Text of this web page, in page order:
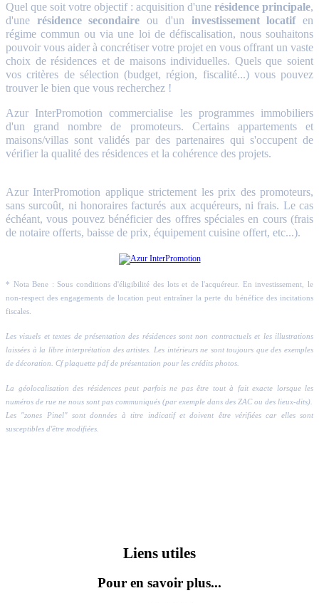
Quel que soit votre objectif : acquisition d'une résidence principale,
d'une résidence secondaire ou d'un investissement locatifen
régime commun ou via une loi de défiscalisation, nous souhaitons
pouvoir vous aider à concrétiser votre projet en vous offrant un vaste
choix de résidences et de maisons individuelles. Quels que soient
vos critères de sélection (budget, région, fiscalité...) vous pouvez
trouver le bien que vous recherchez !
Azur InterPromotion commercialise les programmes immobiliers
d'un grand nombre de promoteurs. Certains appartements et
maisons/villas sont validés par des partenaires qui s'occupent de
vérifier la qualité des résidences et la cohérence des projets.
Azur InterPromotion applique strictement les prix des promoteurs,
sans surcoût, ni honoraires facturés aux acquéreurs, ni frais. Le cas
échéant, vous pouvez bénéficier des offres spéciales en cours (frais
de notaire offerts, baisse de prix, équipement cuisine offert, etc...).
* Nota Bene : Sous conditions d'éligibilité des lots et de l'acquéreur. En investissement, le
non-respect des engagements de location peut entraîner la perte du bénéfice des incitations
fiscales.
Les visuels et textes de présentation des résidences sont non contractuels et les illustrations
laissées à la libre interprétation des artistes. Les intérieurs ne sont toujours que des exemples
de décoration. Cf plaquette pdf de présentation pour les crédits photos.
La géolocalisation des résidences peut parfois ne pas être tout à fait exacte lorsque les
numéros de rue ne nous sont pas communiqués (par exemple dans des ZAC ou des lieux-dits).
Les "zones Pinel" sont données à titre indicatif et doivent être vérifiées car elles sont
susceptibles d'être modifiées.
Liens utiles
Pour en savoir plus...